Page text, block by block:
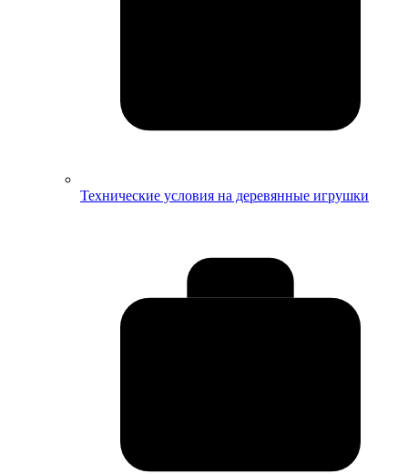
Технические условия на деревянные игрушки